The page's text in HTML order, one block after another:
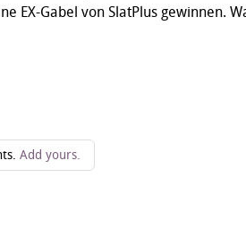
EX-Gabel von SlatPlus gewinnen.
Add yours.